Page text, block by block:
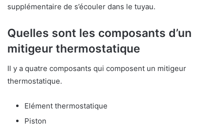
supplémentaire de s’écouler dans le tuyau.
Quelles sont les composants d’un
mitigeur thermostatique
Il y a quatre composants qui composent un mitigeur
thermostatique.
Elément thermostatique
Piston